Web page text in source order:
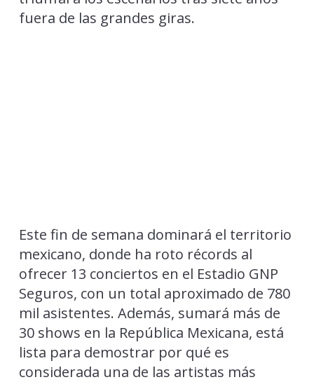
fuera de las grandes giras.
Este fin de semana dominará el territorio
mexicano, donde ha roto récords al
ofrecer 13 conciertos en el Estadio GNP
Seguros, con un total aproximado de 780
mil asistentes. Además, sumará más de
30 shows en la República Mexicana, está
lista para demostrar por qué es
considerada una de las artistas más